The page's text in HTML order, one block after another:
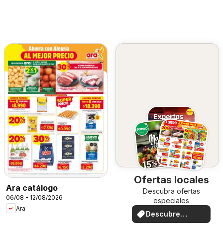
Ara catálogo
06/08 - 12/08/2026
Ara
Ofertas locales
Descubra ofertas
especiales
Descubre
ofertas